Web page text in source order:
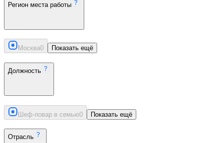
Регион места работы
Москва0 Показать ещё
Должность
Шеф-повар в семью0 Показать ещё
Отрасль